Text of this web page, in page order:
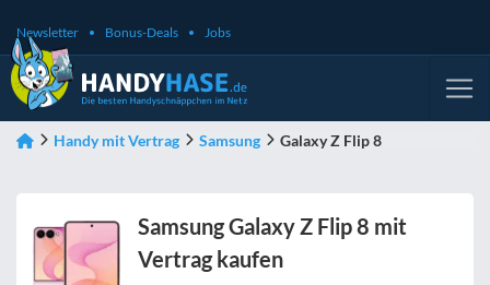
Newsletter Bonus-Deals Jobs
Handy mit Vertrag Samsung Galaxy Z Flip 8
Samsung Galaxy Z Flip 8 mit
Vertrag kaufen